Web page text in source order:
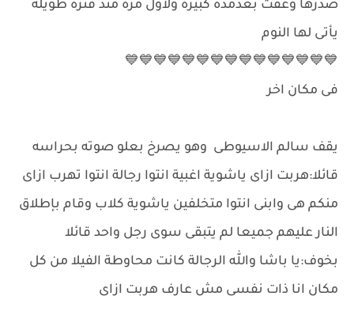
صدرها وغفت بعدمدة كبيرة ولأول مرة منذ فترة طويلة
يأتى لها النوم
💙💙💙💙💙💙💙💙💙💙💙💙💙💙💙
فى مكان اخر
يقف سالم الاسيوطى وهو يصرخ بعلو صوته بحراسه
قائلا:هربت ازاى ياشوية اغبية انتوا رجالة انتوا تهرب ازاى
منكم هى وابنى انتوا متخلفين ياشوية كلاب وقام بإطلاق
النار عليهم جميعا لم يتبقى سوى رجل واحد قائلا
بخوف:يا باشا والله الرجالة كانت محاوطة الفيلا من كل
مكان انا ذات نفسى مش عارف هربت ازاى